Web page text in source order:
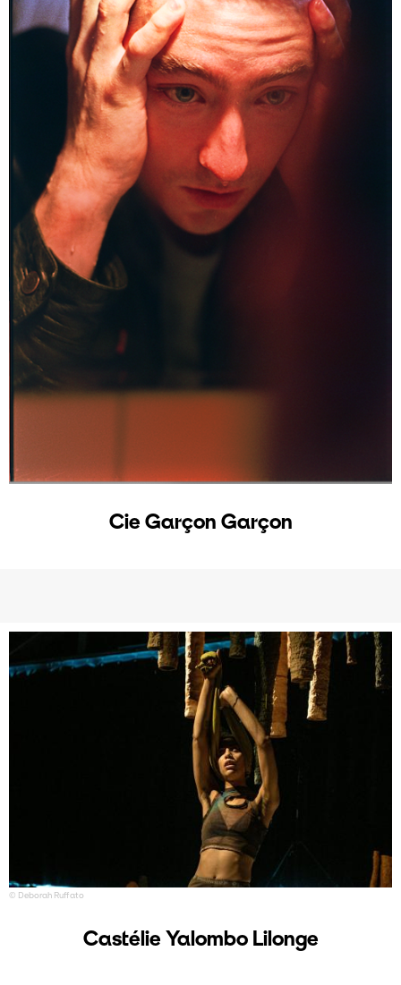
Cie Garçon Garçon
© Deborah Ruffato
Castélie Yalombo Lilonge